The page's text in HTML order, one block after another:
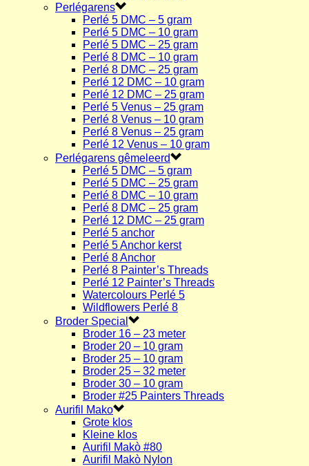
Perlégarens
Perlé 5 DMC – 5 gram
Perlé 5 DMC – 10 gram
Perlé 5 DMC – 25 gram
Perlé 8 DMC – 10 gram
Perlé 8 DMC – 25 gram
Perlé 12 DMC – 10 gram
Perlé 12 DMC – 25 gram
Perlé 5 Venus – 25 gram
Perlé 8 Venus – 10 gram
Perlé 8 Venus – 25 gram
Perlé 12 Venus – 10 gram
Perlégarens gêmeleerd
Perlé 5 DMC – 5 gram
Perlé 5 DMC – 25 gram
Perlé 8 DMC – 10 gram
Perlé 8 DMC – 25 gram
Perlé 12 DMC – 25 gram
Perlé 5 anchor
Perlé 5 Anchor kerst
Perlé 8 Anchor
Perlé 8 Painter’s Threads
Perlé 12 Painter’s Threads
Watercolours Perlé 5
Wildflowers Perlé 8
Broder Special
Broder 16 – 23 meter
Broder 20 – 10 gram
Broder 25 – 10 gram
Broder 25 – 32 meter
Broder 30 – 10 gram
Broder #25 Painters Threads
Aurifil Mako
Grote klos
Kleine klos
Aurifil Makò #80
Aurifil Makò Nylon